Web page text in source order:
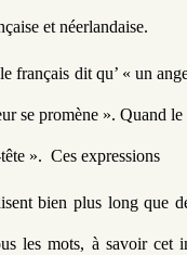
et néerlandaise.
dit qu’ « un
se promène ». Quand
».  Ces expressions
bien plus long que
les mots, à savoir cet